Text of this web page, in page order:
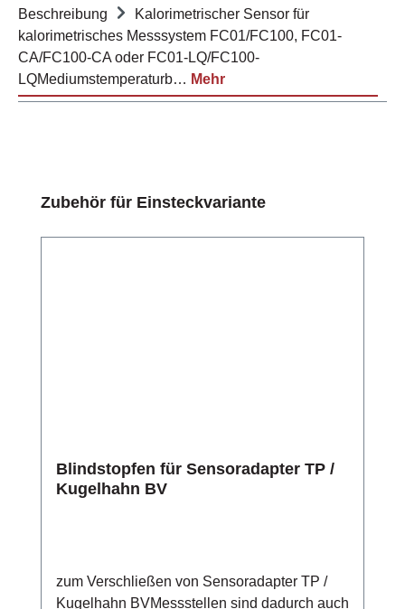
Beschreibung
Kalorimetrischer Sensor für
kalorimetrisches Messsystem FC01/FC100, FC01-
CA/FC100-CA oder FC01-LQ/FC100-
LQMediumstemperaturb… Mehr
Produktgalerie überspringen
Zubehör für Einsteckvariante
Blindstopfen für Sensoradapter TP /
Kugelhahn BV
zum Verschließen von Sensoradapter TP /
Kugelhahn BVMessstellen sind dadurch auch